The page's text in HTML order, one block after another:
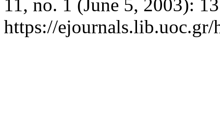
11, no. 1 (June 5, 2003):
https://